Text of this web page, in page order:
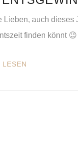
Lieben, auch dieses
finden könnt